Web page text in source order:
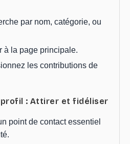
par nom, catégorie, ou
à la page principale.
les contributions de
profil : Attirer et fidéliser
point de contact essentiel